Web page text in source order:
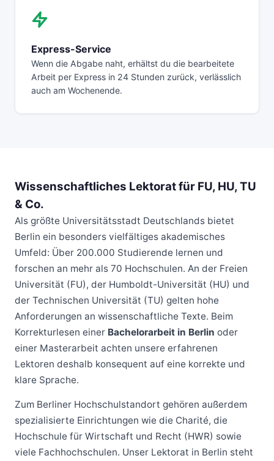
Express-Service
Wenn die Abgabe naht, erhältst du die bearbeitete
Arbeit per Express in 24 Stunden zurück, verlässlich
auch am Wochenende.
Wissenschaftliches Lektorat für FU, HU, TU
& Co.
Als größte Universitätsstadt Deutschlands bietet
Berlin ein besonders vielfältiges akademisches
Umfeld: Über 200.000 Studierende lernen und
forschen an mehr als 70 Hochschulen. An der Freien
Universität (FU), der Humboldt-Universität (HU) und
der Technischen Universität (TU) gelten hohe
Anforderungen an wissenschaftliche Texte. Beim
Korrekturlesen einer Bachelorarbeit in Berlin oder
einer Masterarbeit achten unsere erfahrenen
Lektoren deshalb konsequent auf eine korrekte und
klare Sprache.
Zum Berliner Hochschulstandort gehören außerdem
spezialisierte Einrichtungen wie die Charité, die
Hochschule für Wirtschaft und Recht (HWR) sowie
viele Fachhochschulen. Unser Lektorat in Berlin steht